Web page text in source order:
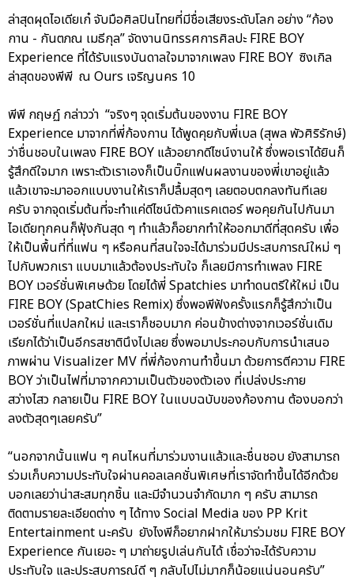
ล่าสุดผุดไอเดียเก๋ จับมือศิลปินไทยที่มีชื่อเสียงระดับโลก อย่าง “ก้อง
กาน - กันตภณ เมธีกุล” จัดงานนิทรรศการศิลปะ FIRE BOY
Experience ที่ได้รับแรงบันดาลใจมาจากเพลง FIRE BOY ซิงเกิล
ล่าสุดของพีพี ณ Ours เจริญนคร 10
พีพี กฤษฏ์ กล่าวว่า “จริงๆ จุดเริ่มต้นของงาน FIRE BOY
Experience มาจากที่พี่ก้องกาน ได้พูดคุยกับพี่เบล (สุพล พัวศิริรักษ์)
ว่าชื่นชอบในเพลง FIRE BOY แล้วอยากดีไซน์งานให้ ซึ่งพอเราได้ยินก็
รู้สึกดีใจมาก เพราะตัวเราเองก็เป็นบิ๊กแฟนผลงานของพี่เขาอยู่แล้ว
แล้วเขาจะมาออกแบบงานให้เราก็ปลื้มสุดๆ เลยตอบตกลงทันทีเลย
ครับ จากจุดเริ่มต้นที่จะทำแค่ดีไซน์ตัวคาแรคเตอร์ พอคุยกันไปกันมา
ไอเดียทุกคนก็ฟุ้งกันสุด ๆ ทำแล้วก็อยากทำให้ออกมาดีที่สุดครับ เพื่อ
ให้เป็นพื้นที่ที่แฟน ๆ หรือคนที่สนใจจะได้มาร่วมมีประสบการณ์ใหม่ ๆ
ไปกับพวกเรา แบบมาแล้วต้องประทับใจ ก็เลยมีการทำเพลง FIRE
BOY เวอร์ชั่นพิเศษด้วย โดยได้พี่ Spatchies มาทำดนตรีให้ใหม่ เป็น
FIRE BOY (SpatChies Remix) ซึ่งพอพีฟังครั้งแรกก็รู้สึกว่าเป็น
เวอร์ชั่นที่แปลกใหม่ และเราก็ชอบมาก ค่อนข้างต่างจากเวอร์ชั่นเดิม
เรียกได้ว่าเป็นอีกรสชาตินึงไปเลย ซึ่งพอมาประกอบกับการนำเสนอ
ภาพผ่าน Visualizer MV ที่พี่ก้องกานทำขึ้นมา ด้วยการตีความ FIRE
BOY ว่าเป็นไฟที่มาจากความเป็นตัวของตัวเอง ที่เปล่งประกาย
สว่างไสว กลายเป็น FIRE BOY ในแบบฉบับของก้องกาน ต้องบอกว่า
ลงตัวสุดๆเลยครับ”
“นอกจากนั้นแฟน ๆ คนไหนที่มาร่วมงานแล้วและชื่นชอบ ยังสามารถ
ร่วมเก็บความประทับใจผ่านคอลเลคชั่นพิเศษที่เราจัดทำขึ้นได้อีกด้วย
บอกเลยว่าน่าสะสมทุกชิ้น และมีจำนวนจำกัดมาก ๆ ครับ สามารถ
ติดตามรายละเอียดต่าง ๆ ได้ทาง Social Media ของ PP Krit
Entertainment นะครับ ยังไงพีก็อยากฝากให้มาร่วมชม FIRE BOY
Experience กันเยอะ ๆ มาถ่ายรูปเล่นกันได้ เชื่อว่าจะได้รับความ
ประทับใจ และประสบการณ์ดี ๆ กลับไปไม่มากก็น้อยแน่นอนครับ”